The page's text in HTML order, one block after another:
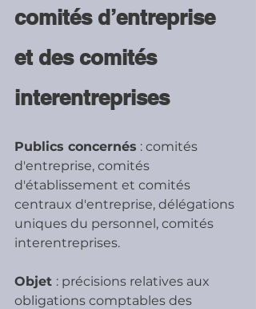
comités d’entreprise
et des comités
interentreprises
Publics concernés : comités
d'entreprise, comités
d'établissement et comités
centraux d'entreprise, délégations
uniques du personnel, comités
interentreprises.
Objet : précisions relatives aux
obligations comptables des